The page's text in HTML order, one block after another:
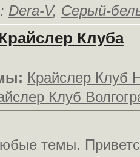
Dera-V, Серый-
Клуба
Крайслер Клуб
Клуб
темы.